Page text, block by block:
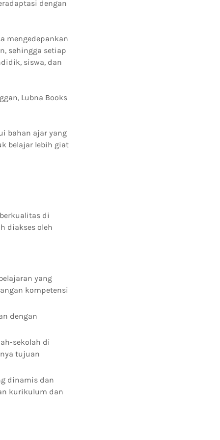
dengan
mengedepankan
sehingga setiap
siswa, dan
Lubna Books
bahan ajar yang
belajar lebih giat
di
diakses oleh
yang
kompetensi
dengan
sekolah di
tujuan
dinamis dan
kurikulum dan